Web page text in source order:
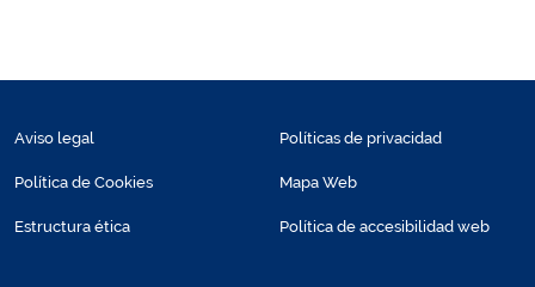
Aviso legal
Política de Cookies
Estructura ética
Políticas de privacidad
Mapa Web
Política de accesibilidad web